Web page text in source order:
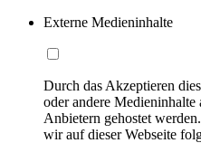
Externe Medieninhalte
Durch das Akzeptieren
oder andere Medieninhalte
Anbietern gehostet
wir auf dieser Webseite